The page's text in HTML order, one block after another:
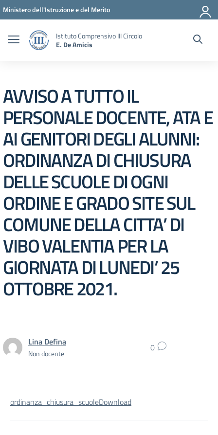
Vai ai contenuti
Vai al menu di navigazione
Vai al footer
Ministero dell'Istruzione e del Merito
Istituto Comprensivo III Circolo
E. De Amicis
AVVISO A TUTTO IL
PERSONALE DOCENTE, ATA E
AI GENITORI DEGLI ALUNNI:
ORDINANZA DI CHIUSURA
DELLE SCUOLE DI OGNI
ORDINE E GRADO SITE SUL
COMUNE DELLA CITTA’ DI
VIBO VALENTIA PER LA
GIORNATA DI LUNEDI’ 25
OTTOBRE 2021.
Lina Defina
Non docente 0
ordinanza_chiusura_scuoleDownload